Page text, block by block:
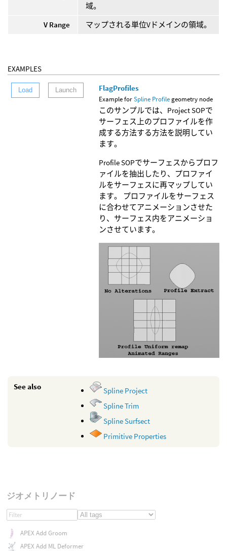
域。
V Range
マップされる単位Vドメインの領域。
EXAMPLES
Load Launch FlagProfiles
Example forSpline Profilegeometry node
このサンプルでは、Project SOPで
サーフェス上のプロファイルを作
成する方法する方法を説明してい
ます。
Profile SOPでサーフェスからプロフ
ァイルを抽出したり、プロファイ
ルをサーフェスに再マップしてい
ます。 プロファイルをサーフェス
に合わせてアニメーションさせた
り、サーフェス内をアニメーショ
ンさせています。
See also
Spline Project
Spline Trim
Spline Surfsect
Primitive Properties
ジオメトリノード
APEX Add Groom
APEX Add ML Deformer